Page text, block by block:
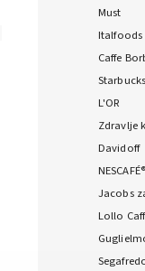
Must
Italfoods
Caffe
Starbucks
L'OR
Zdravlje
Davidoff
Jacobs
Lollo